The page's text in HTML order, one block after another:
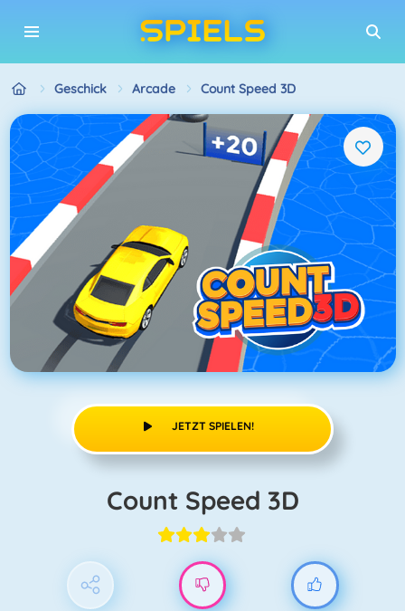
Geschick Arcade Count Speed 3D
JETZT SPIELEN!
Count Speed 3D